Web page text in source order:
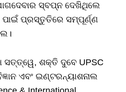
ସ୍ବପ୍ନ ଦେଖିଥିଲେ
ପାଇଁ ପ୍ରସ୍ତୁତିରେ ସମ୍ପୂର୍ଣ୍ଣ
ସତ୍ତ୍ୱେ, ଶକ୍ତି ଦୁବେ UPSC
ଏବଂ ଇଣ୍ଟରନ୍ୟାଶନାଲ